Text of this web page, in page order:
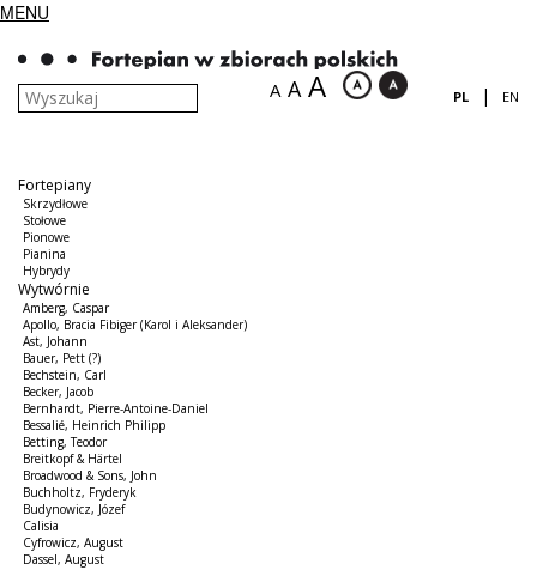
MENU
A A A PL | EN
Fortepiany
Skrzydłowe
Stołowe
Pionowe
Pianina
Hybrydy
Wytwórnie
Amberg, Caspar
Apollo, Bracia Fibiger (Karol i Aleksander)
Ast, Johann
Bauer, Pett (?)
Bechstein, Carl
Becker, Jacob
Bernhardt, Pierre-Antoine-Daniel
Bessalié, Heinrich Philipp
Betting, Teodor
Breitkopf & Härtel
Broadwood & Sons, John
Buchholtz, Fryderyk
Budynowicz, Józef
Calisia
Cyfrowicz, August
Dassel, August